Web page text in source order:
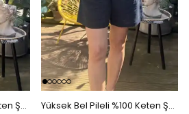
Yüksek Bel Pileli %100 Keten Şort - Rahat Kesim Yazlık Şort - haki yeşil Yüksek Bel Pileli %100 Keten Şort - Rahat Kesim Yazlık Şort - Lacivert